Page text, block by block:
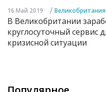
16 Май 2019 / Великобритания
В Великобритании
круглосуточный сервис
кризисной ситуации